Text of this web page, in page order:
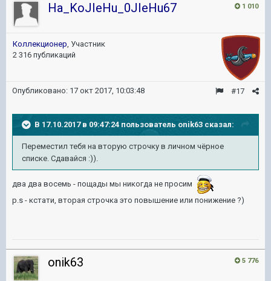
1 010
Ha_KoJIeHu_0JIeHu67
Коллекционер, Участник
2 316 публикаций
#17
Опубликовано: 17 окт 2017, 10:03:48
В 17.10.2017 в 09:47:24 пользователь onik63 сказал:
Переместил тебя на вторую строчку в личном чёрное
списке. Сдавайся :)).
два два восемь - пощады мы никогда не просим
p.s - кстати, вторая строчка это повышение или понижение ?)
5 776
onik63